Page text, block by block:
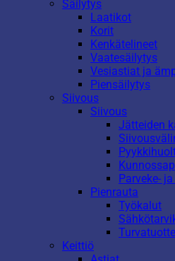
Säilytys
Laatikot
Korit
Kenkätelineet
Vaatesäilytys
Vesiastiat ja
Piensäilytys
Siivous
Siivous
Jätteiden
Parveke-
Pienrauta
Työkalut
Keittiö